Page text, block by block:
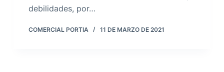
debilidades, por…
COMERCIAL PORTIA 11 DE MARZO DE 2021